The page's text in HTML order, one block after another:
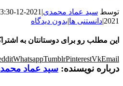
توسط سید عماد محمدی|
2021-12-15T12:46:54+03:30
2021
|دانستنی ها|بدون دیدگاه
این مطلب رو برای دوستانتان به
WhatsappTumblrPinterestVkEmail
درباره نویسنده: سید عماد